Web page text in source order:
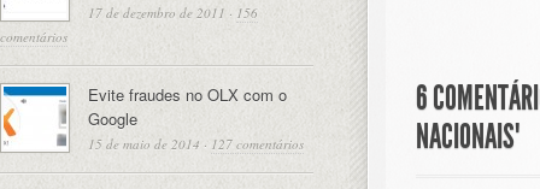
6
NACIONAIS"
17 de dezembro de 2011 · 156
comentários
Evite fraudes no OLX com o
Google
15 de maio de 2014 · 127 comentários